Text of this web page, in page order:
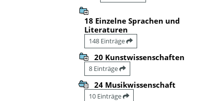
18 Einzelne Sprachen und
Literaturen
148 Einträge
20 Kunstwissenschaften
8 Einträge
24 Musikwissenschaft
10 Einträge